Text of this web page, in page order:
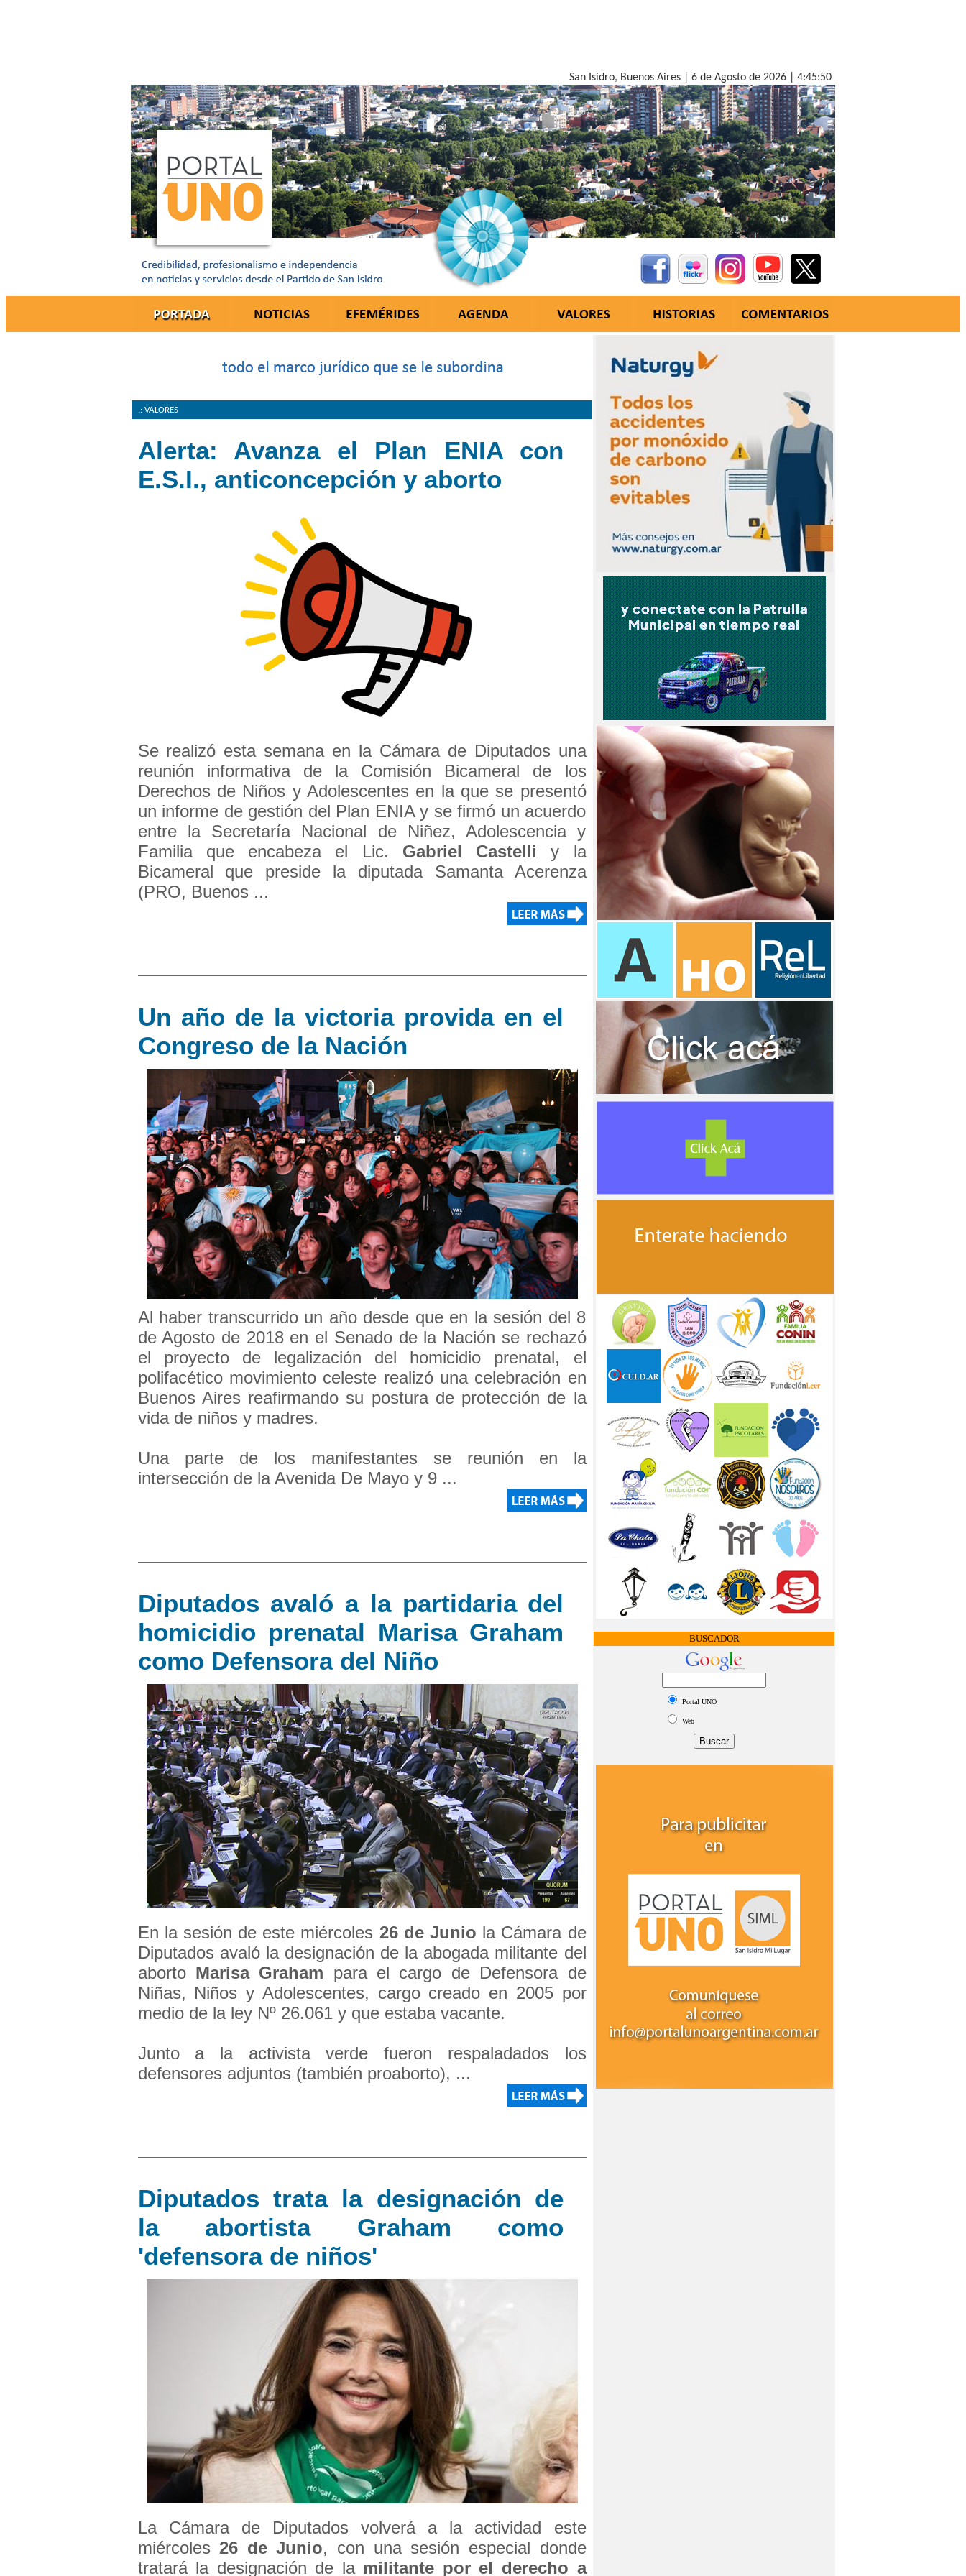
San Isidro, Buenos Aires | 6 de Agosto de 2026 | 4:45:51
.: VALORES
Alerta: Avanza el Plan ENIA con
E.S.I., anticoncepción y aborto
Se realizó esta semana en la Cámara de Diputados una
reunión informativa de la Comisión Bicameral de los
Derechos de Niños y Adolescentes en la que se presentó
un informe de gestión del Plan ENIA y se firmó un acuerdo
entre la Secretaría Nacional de Niñez, Adolescencia y
Familia que encabeza el Lic. Gabriel Castelli y la
Bicameral que preside la diputada Samanta Acerenza
(PRO, Buenos ...
Un año de la victoria provida en el
Congreso de la Nación
Al haber transcurrido un año desde que en la sesión del 8
de Agosto de 2018 en el Senado de la Nación se rechazó
el proyecto de legalización del homicidio prenatal, el
polifacético movimiento celeste realizó una celebración en
Buenos Aires reafirmando su postura de protección de la
vida de niños y madres.
Una parte de los manifestantes se reunión en la
intersección de la Avenida De Mayo y 9 ...
Diputados avaló a la partidaria del
homicidio prenatal Marisa Graham
como Defensora del Niño
En la sesión de este miércoles 26 de Junio la Cámara de
Diputados avaló la designación de la abogada militante del
aborto Marisa Graham para el cargo de Defensora de
Niñas, Niños y Adolescentes, cargo creado en 2005 por
medio de la ley Nº 26.061 y que estaba vacante.
Junto a la activista verde fueron respaladados los
defensores adjuntos (también proaborto), ...
Diputados trata la designación de
la abortista Graham como
'defensora de niños'
La Cámara de Diputados volverá a la actividad este
miércoles26 de Junio, con una sesión especial donde
tratará la designación de la militante por el derecho a
BUSCADOR
Portal UNO
Web